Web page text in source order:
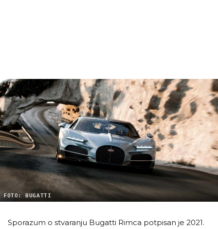
FOTO: BUGATTI
Sporazum o stvaranju Bugatti Rimca potpisan je 2021.